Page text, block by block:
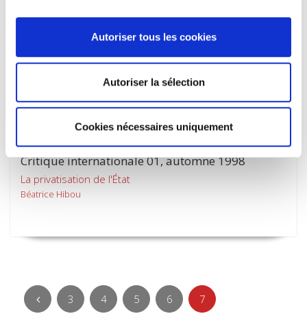
Autoriser tous les cookies
Autoriser la sélection
Cookies nécessaires uniquement
Critique internationale 01, automne 1998
La privatisation de l'État
Béatrice Hibou
3 4 5 6 7